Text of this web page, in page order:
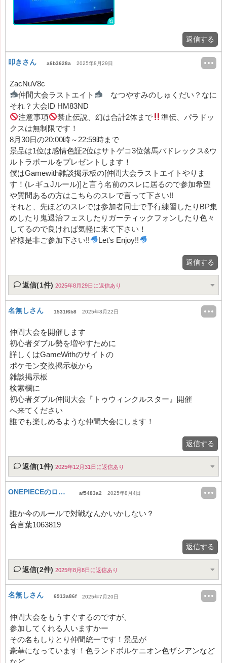
返信する
叩きさん a6b3628a 2025年8月29日
ZacNuV8c
仲間大会ラストエイト
なつやすみのしゅくだい？なに
それ？大会ID HM83ND
注意事項
禁止伝説、幻は合計2体まで
準伝、パラドッ
クスは無制限です！
8月30日の20:00時～22:59時まで
景品は1位は感情色証2位はサトゲコ3位落馬バドレックス&ウ
ルトラボールをプレゼントします！
僕はGamewith雑談掲示板の[仲間大会ラストエイトやりま
す！(レギュJルール)]と言う名前のスレに居るので参加希望
や質問あるの方はこちらのスレで言って下さい!!
それと、先ほどのスレでは参加者同士で予行練習したりBP集
めしたり鬼退治フェスしたりガーティックフォンしたり色々
してるので良ければ気軽に来て下さい！
皆様是非ご参加下さい!!
Let's Enjoy!!
返信する
返信(1件) 2025年8月29日に返信あり
名無しさん 1531f6b8 2025年8月22日
仲間大会を開催します
初心者ダブル勢を増やすために
詳しくはGameWithのサイトの
ポケモン交換掲示板から
雑談掲示板
検索欄に
初心者ダブル仲間大会『トゥウィンクルスター』開催
へ来てください
誰でも楽しめるような仲間大会にします！
返信する
返信(1件) 2025年12月31日に返信あり
ONEPIECEのロー大好き af5483a2 2025年8月4日
誰か今のルールで対戦なんかいかしない？
合言葉1063819
返信する
返信(2件) 2025年8月8日に返信あり
名無しさん 6913a86f 2025年7月20日
仲間大会をもうすぐするのですが、
参加してくれる人いますかー
その名もしりとり仲間統一です！景品が
豪華になっています！色ランドボルケニオン色ザシアンなど